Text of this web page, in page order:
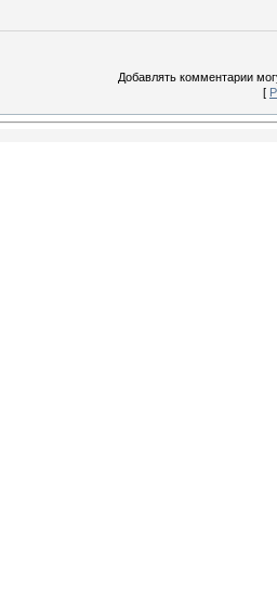
Добавлять комментарии
[